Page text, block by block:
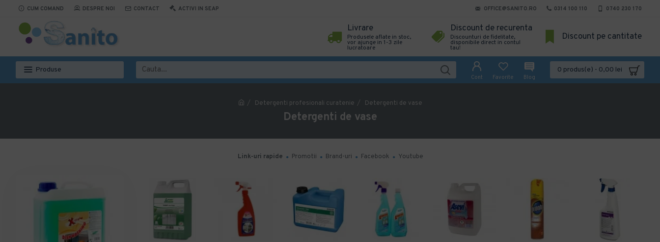
CUM COMAND DESPRE NOI CONTACT ACTIVI IN SEAP OFFICE@SANITO.RO 0314 100 110 0740 230 170
Livrare
Produsele aflate in stoc,
vor ajunge in 1-3 zile
lucratoare
Discount de recurenta
Discounturi de fidelitate,
disponibile direct in contul
tau!
Discount pe cantitate
Produse
Cont Favorite Blog
0 produs(e) - 0,00 lei
Detergenti profesionali curatenie Detergenti de vase
Detergenti de vase
Link-uri rapide Promotii Brand-uri Facebook Youtube